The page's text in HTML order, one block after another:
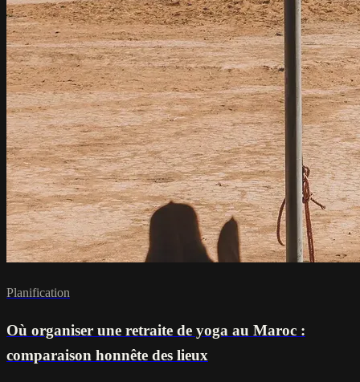
Planification
Où organiser une retraite de yoga au Maroc :
comparaison honnête des lieux